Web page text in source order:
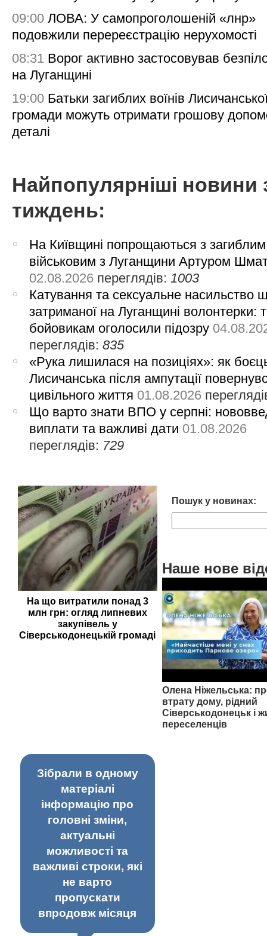
09:00 ЛОВА: У самопроголошеній «лнр»
подовжили перереєстрацію нерухомості
08:31 Ворог активно застосовував
на Луганщині
19:00 Батьки загиблих воїнів
громади можуть отримати грошову
деталі
Найпопулярніші новини
тиждень:
На Київщині попрощаються з загиблим
військовим з Луганщини Артуром
02.08.2026 переглядів:1003
Катування та сексуальне насильство
затриманої на Луганщині волонтерки:
бойовикам оголосили підозру
переглядів:835
«Рука лишилася на позиціях»: як
Лисичанська після ампутації
цивільного життя 01.08.2026
Що варто знати ВПО у серпні:
виплати та важливі дати 01.08.2026
переглядів: 729
На що витратили понад 3
млн грн: огляд липневих
закупівель у
Сіверськодонецькій громаді
Пошук у новинах:
Наше нове
Олена Ніжельська:
втрату дому, рідний
Сіверськодонецьк і
переселенців
Зібрали в одному
матеріалі
інформацію про
головні зміни,
актуальні
можливості та
важливі строки, які
не варто
пропускати
впродовж місяця